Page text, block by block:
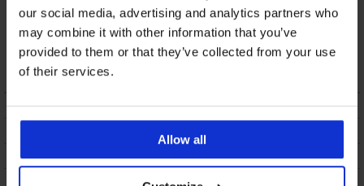
our social media, advertising and analytics partners who
may combine it with other information that you’ve
provided to them or that they’ve collected from your use
of their services.
Allow all
2PACK
menstruatieslips
Moon I voor zware
menstruatie
40,99 €
BESCHRIJVING
RUILEN
ONDERHOUD EN WASSEN